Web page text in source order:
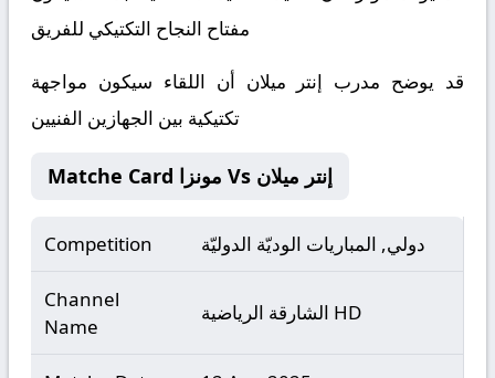
مفتاح النجاح التكتيكي للفريق
قد يوضح مدرب إنتر ميلان أن اللقاء سيكون مواجهة
تكتيكية بين الجهازين الفنيين
Matche Card مونزا Vs إنتر ميلان
Competition دولي, المباريات الوديّة الدوليّة
Channel
Name
الشارقة الریاضية HD